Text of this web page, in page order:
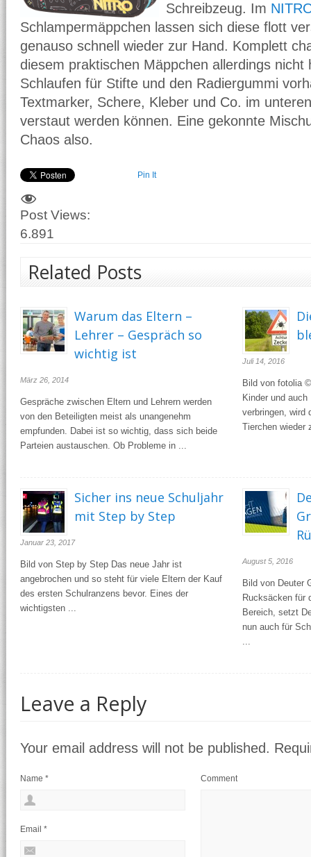
Schreibzeug. Im
Schlampermäppchen lassen sich diese flott
genauso schnell wieder zur Hand. Komplett
diesem praktischen Mäppchen allerdings nicht
Schlaufen für Stifte und den Radiergummi
Textmarker, Schere, Kleber und Co. im
verstaut werden können. Eine gekonnte
Chaos also.
Pin It
Post Views:
6.891
Related Posts
Warum das Eltern –
Lehrer – Gespräch so
wichtig ist
März 26, 2014
Gespräche zwischen Eltern und Lehrern werden
von den Beteiligten meist als unangenehm
empfunden. Dabei ist so wichtig, dass sich beide
Parteien austauschen. Ob Probleme in ...
Juli 14, 2016
Bild von fotolia
Kinder und
verbringen, wird
Tierchen wieder
Sicher ins neue Schuljahr
mit Step by Step
Januar 23, 2017
Bild von Step by Step Das neue Jahr ist
angebrochen und so steht für viele Eltern der Kauf
des ersten Schulranzens bevor. Eines der
wichtigsten ...
August 5, 2016
Bild von Deuter
Rucksäcken für
Bereich, setzt
nun auch für
...
Leave a Reply
Your email address will not be published.
Comment
Name *
Email *